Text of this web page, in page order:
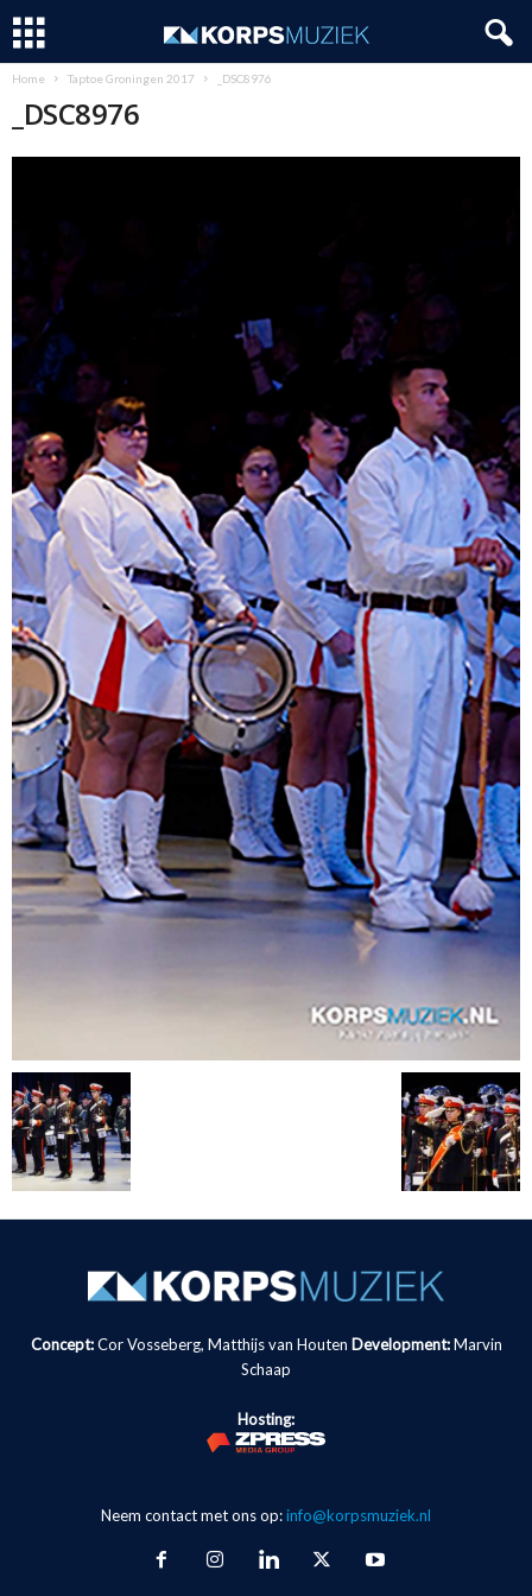
Home Taptoe Groningen 2017 _DSC8976
_DSC8976
Concept:Cor Vosseberg, Matthijs van Houten Development: Marvin
Schaap
Hosting:
Neem contact met ons op:info@korpsmuziek.nl